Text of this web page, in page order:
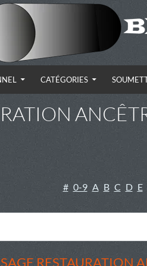
CATÉGORIES
# 0-9 A B C D E
RESTAURATION